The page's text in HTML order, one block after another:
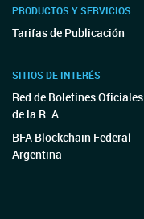
PRODUCTOS Y SERVICIOS
Tarifas de Publicación
SITIOS DE INTERÉS
Red de Boletines Oficiales
de la R. A.
BFA Blockchain Federal
Argentina